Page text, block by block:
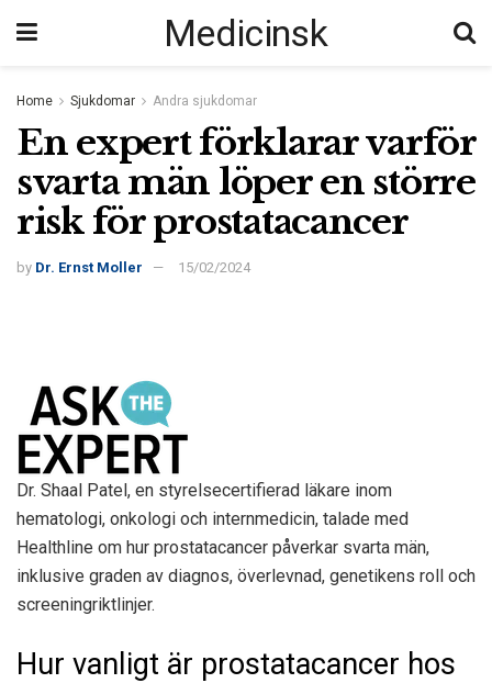
Medicinsk
Home Sjukdomar Andra sjukdomar
En expert förklarar varför
svarta män löper en större
risk för prostatacancer
by Dr. Ernst Moller 15/02/2024
Dr. Shaal Patel, en styrelsecertifierad läkare inom
hematologi, onkologi och internmedicin, talade med
Healthline om hur prostatacancer påverkar svarta män,
inklusive graden av diagnos, överlevnad, genetikens roll och
screeningriktlinjer.
Hur vanligt är prostatacancer hos